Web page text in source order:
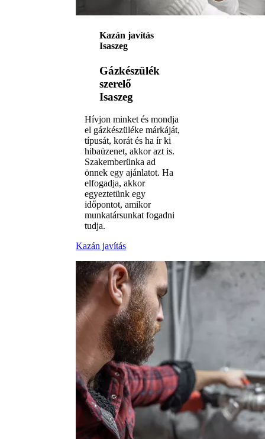
Kazán javítás
Isaszeg
Gázkészülék
szerelő
Isaszeg
Hívjon minket és mondja
el gázkészüléke márkáját,
típusát, korát és ha ír ki
hibaüzenet, akkor azt is.
Szakemberünka ad
önnek egy ajánlatot. Ha
elfogadja, akkor
egyeztetünk egy
időpontot, amikor
munkatársunkat fogadni
tudja.
Kazán javítás